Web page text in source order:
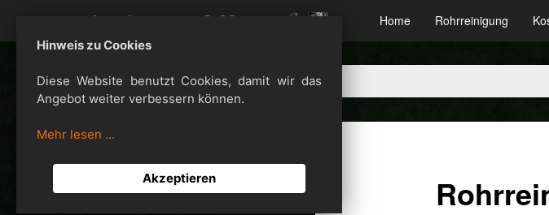
Home Rohrreinigung
Neuigkeiten
Abfluss-Alarm am Möhnesee?
Nicht ignorieren!
Hinweis zu Cookies
Diese Website benutzt Cookies, damit wir das
Angebot weiter verbessern können.
Mehr lesen ...
Akzeptieren